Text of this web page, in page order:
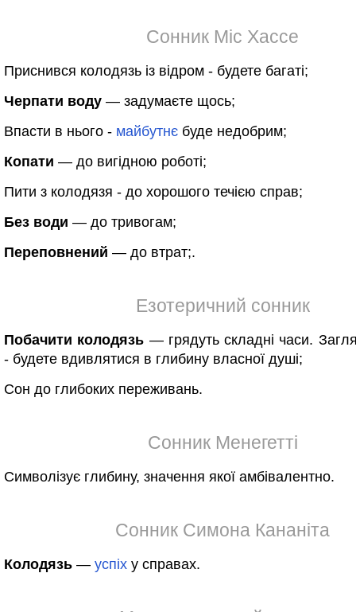
Сонник Міс Хассе
Приснився колодязь із відром - будете багаті;
Черпати воду — задумаєте щось;
Впасти в нього - майбутнє буде недобрим;
Копати — до вигідною роботі;
Пити з колодязя - до хорошого течією справ;
Без води — до тривогам;
Переповнений — до втрат;.
Езотеричний сонник
Побачити колодязь — грядуть складні часи.
- будете вдивлятися в глибину власної душі;
Сон до глибоких переживань.
Сонник Менегетті
Символізує глибину, значення якої амбівалентно.
Сонник Симона Кананіта
Колодязь — успіх у справах.